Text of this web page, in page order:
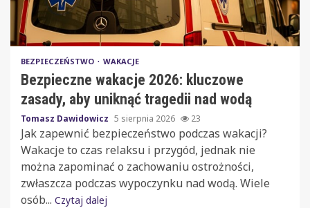
BEZPIECZEŃSTWO WAKACJE
Bezpieczne wakacje 2026: kluczowe
zasady, aby uniknąć tragedii nad wodą
Tomasz Dawidowicz 5 sierpnia 2026 23
Jak zapewnić bezpieczeństwo podczas wakacji?
Wakacje to czas relaksu i przygód, jednak nie
można zapominać o zachowaniu ostrożności,
zwłaszcza podczas wypoczynku nad wodą. Wiele
osób... Czytaj dalej